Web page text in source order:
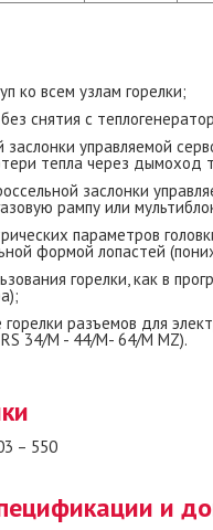
ко всем узлам горелки;
снятия с
управляемой
тепла через дымоход
заслонки
рампу или
параметров
формой лопастей
горелки, как в
горелки разъемов для
34/M - 44/M- 64/M MZ).
– 550
и